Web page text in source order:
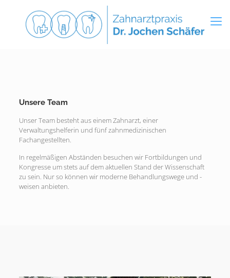
Unsere Team
Unser Team besteht aus einem Zahnarzt, einer
Verwaltungshelferin und fünf zahnmedizinischen
Fachangestellten.
In regelmäßigen Abständen besuchen wir Fortbildungen und
Kongresse um stets auf dem aktuellen Stand der Wissenschaft
zu sein. Nur so können wir moderne Behandlungswege und -
weisen anbieten.